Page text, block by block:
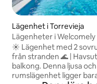
Lägenhet i Torrevieja
Lägenheter i
Beach, Lägen...
☀️ Lägenhet med 2
från stranden 🌊 |
balkong. Denna ljusa och väl belägna 2-
rumslägenhet ligger